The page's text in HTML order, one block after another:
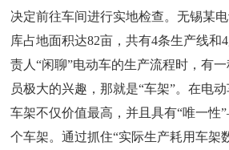
决定前往车间进行实地检查。无锡某
库占地面积达82亩，共有4条生产线和
责人“闲聊”电动车的生产流程时，有
员极大的兴趣，那就是“车架”。在电
车架不仅价值最高，并且具有“唯一
个车架。通过抓住“实际生产耗用车架